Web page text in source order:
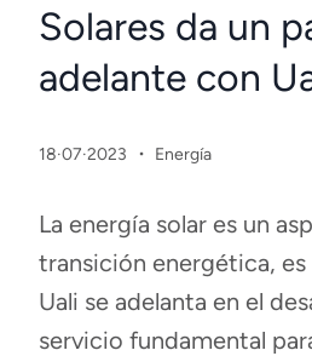
Solares da un
adelante con
18·07·2023 · Energía
La energía solar es un
transición energética,
Uali se adelanta en el
servicio fundamental